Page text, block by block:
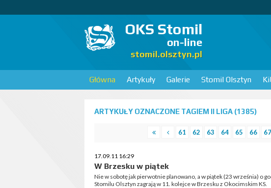
OKS Stomil
on-line
stomil.olsztyn.pl
Główna Artykuły Galerie Stomil Olsztyn
ARTYKUŁY OZNACZONE TAGIEM II LIGA (1385)
61 62 63 64 65 66 67
17.09.11 16:29
W Brzesku w piątek
Nie w sobotę jak pierwotnie planowano, a w piątek (23 września) o
Stomilu Olsztyn zagrają w 11. kolejce w Brzesku z Okocimskim KS.